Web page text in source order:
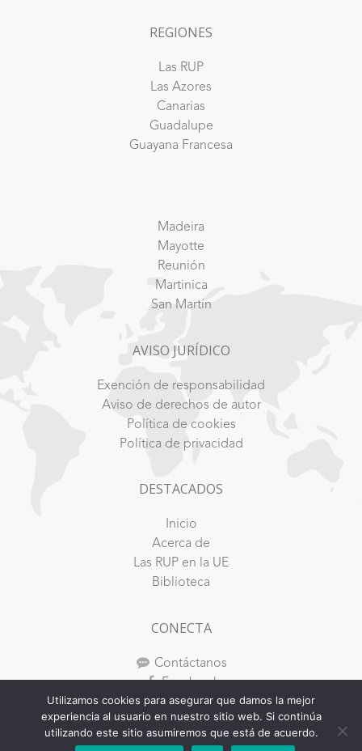
REGIONES
Las RUP
Las Azores
Canarias
Guadalupe
Guayana Francesa
Madeira
Mayotte
Reunión
Martinica
San Martín
AVISO JURÍDICO
Exención de responsabilidad
Aviso de derechos de autor
Política de cookies
Política de privacidad
DESTACADOS
Inicio
Acerca de
Las RUP en la UE
Biblioteca
CONECTA
Contáctanos
Facebook
Youtube
Instagram
Utilizamos cookies para asegurar que damos la mejor
experiencia al usuario en nuestro sitio web. Si continúa
utilizando este sitio asumiremos que está de acuerdo.